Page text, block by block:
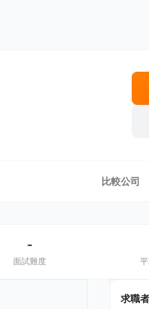
比較公司
-
面試難度
求職